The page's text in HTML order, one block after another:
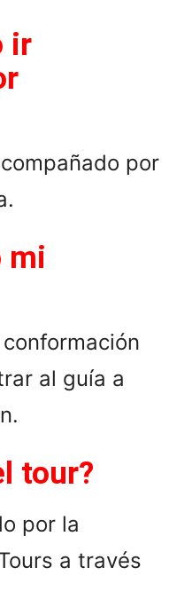
ir
por
mi
al guía a
tour?
por la
a través